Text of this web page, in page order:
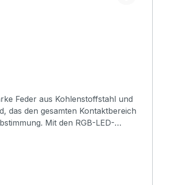
Feder aus Kohlenstoffstahl und
das den gesamten Kontaktbereich
Mit den RGB-LED-